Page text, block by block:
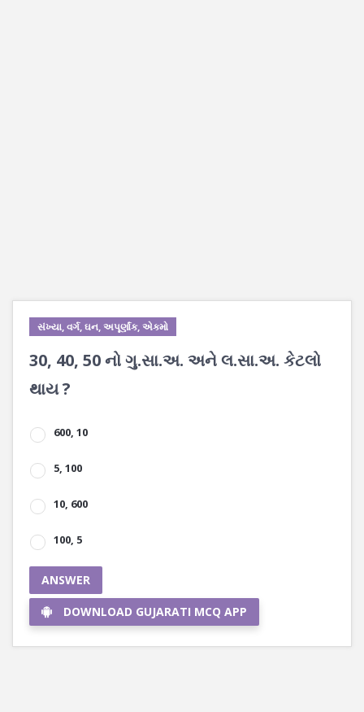
સંખ્યા, વર્ગ, ઘન, અપૂર્ણાંક, એકમો
30, 40, 50 નો ગુ.સા.અ. અને લ.સા.અ. કેટલો
થાય ?
600, 10
5, 100
10, 600
100, 5
ANSWER
DOWNLOAD GUJARATI MCQ APP